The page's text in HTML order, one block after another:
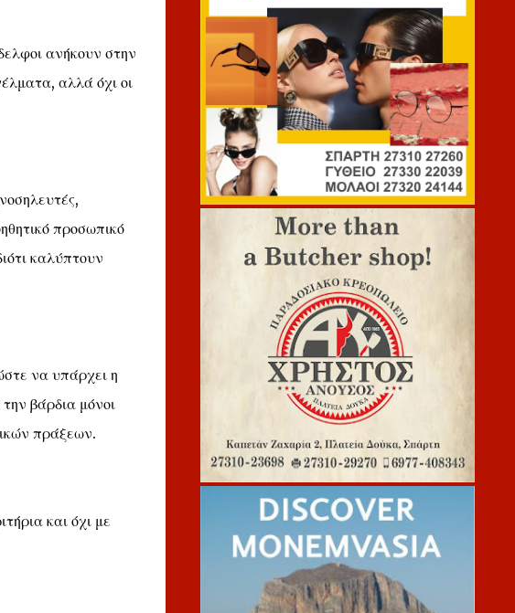
ανήκουν στην
αλλά όχι οι
προσωπικό
καλύπτουν
να υπάρχει η
βάρδια μόνοι
πράξεων.
και όχι με